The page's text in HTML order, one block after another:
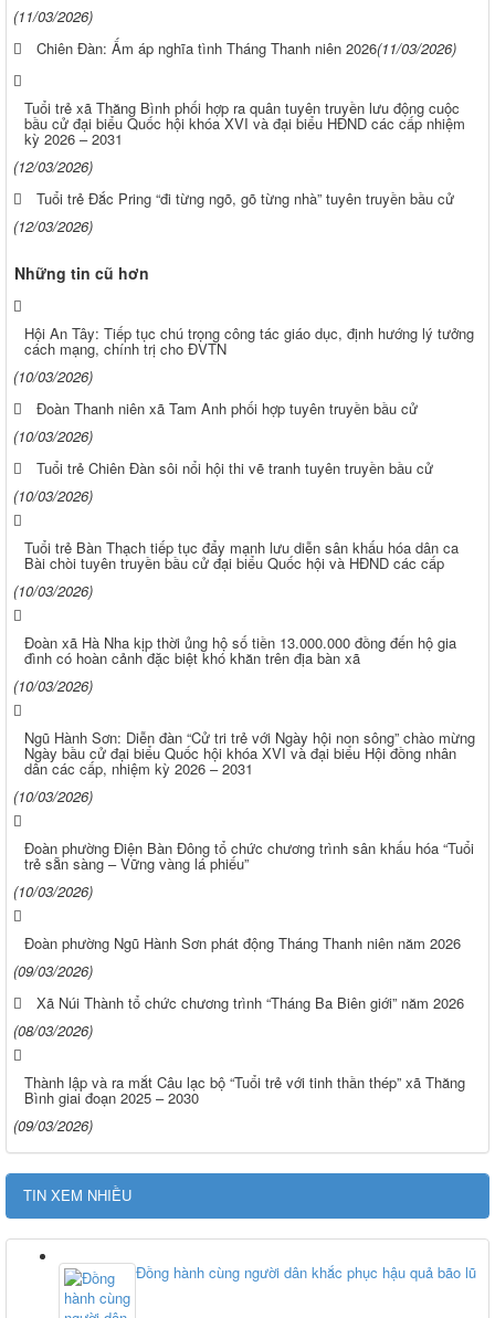
(11/03/2026)
Chiên Đàn: Ấm áp nghĩa tình Tháng Thanh niên 2026(11/03/2026)
Tuổi trẻ xã Thăng Bình phối hợp ra quân tuyên truyền lưu động cuộc
bầu cử đại biểu Quốc hội khóa XVI và đại biểu HĐND các cấp nhiệm
kỳ 2026 – 2031
(12/03/2026)
Tuổi trẻ Đắc Pring “đi từng ngõ, gõ từng nhà” tuyên truyền bầu cử
(12/03/2026)
Những tin cũ hơn
Hội An Tây: Tiếp tục chú trọng công tác giáo dục, định hướng lý tưởng
cách mạng, chính trị cho ĐVTN
(10/03/2026)
Đoàn Thanh niên xã Tam Anh phối hợp tuyên truyền bầu cử
(10/03/2026)
Tuổi trẻ Chiên Đàn sôi nổi hội thi vẽ tranh tuyên truyền bầu cử
(10/03/2026)
Tuổi trẻ Bàn Thạch tiếp tục đẩy mạnh lưu diễn sân khấu hóa dân ca
Bài chòi tuyên truyền bầu cử đại biểu Quốc hội và HĐND các cấp
(10/03/2026)
Đoàn xã Hà Nha kịp thời ủng hộ số tiền 13.000.000 đồng đến hộ gia
đình có hoàn cảnh đặc biệt khó khăn trên địa bàn xã
(10/03/2026)
Ngũ Hành Sơn: Diễn đàn “Cử tri trẻ với Ngày hội non sông” chào mừng
Ngày bầu cử đại biểu Quốc hội khóa XVI và đại biểu Hội đồng nhân
dân các cấp, nhiệm kỳ 2026 – 2031
(10/03/2026)
Đoàn phường Điện Bàn Đông tổ chức chương trình sân khấu hóa “Tuổi
trẻ sẵn sàng – Vững vàng lá phiếu”
(10/03/2026)
Đoàn phường Ngũ Hành Sơn phát động Tháng Thanh niên năm 2026
(09/03/2026)
Xã Núi Thành tổ chức chương trình “Tháng Ba Biên giới” năm 2026
(08/03/2026)
Thành lập và ra mắt Câu lạc bộ “Tuổi trẻ với tinh thần thép” xã Thăng
Bình giai đoạn 2025 – 2030
(09/03/2026)
TIN XEM NHIỀU
Đồng hành cùng người dân khắc phục hậu quả bão lũ